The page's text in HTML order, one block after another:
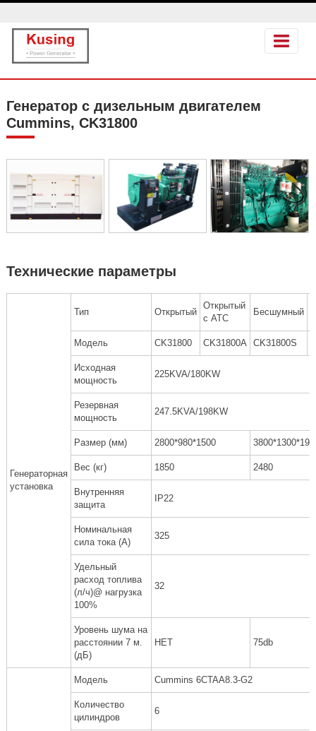
Генератор с дизельным двигателем
Cummins, CK31800
Технические параметры
Генераторная
установка
Тип Открытый
Открытый
с АТС
Бесшумный
Модель CK31800 CK31800A CK31800S
Исходная
мощность
225KVA/180KW
Резервная
мощность
247.5KVA/198KW
Размер (мм) 2800*980*1500
Вес (кг) 1850 2480
Внутренняя
защита
IP22
Номинальная
сила тока (A)
325
Удельный
расход топлива
(л/ч)@ нагрузка
100%
32
Уровень шума на
расстоянии 7 м.
(дБ)
НЕТ 75db
Модель Cummins 6CTAA8.3-G2
Количество
цилиндров
6